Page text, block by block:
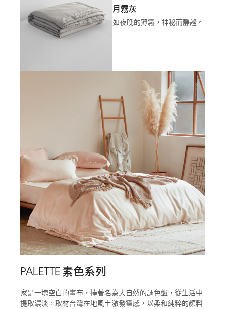
月霧灰
如夜晚的薄霧，神秘而靜謐。
PALETTE 素色系列
家是一塊空白的畫布，捧著名為大自然的調色盤，從生活中
提取濃淡，取材台灣在地風土激發靈感，以柔和純粹的顏料